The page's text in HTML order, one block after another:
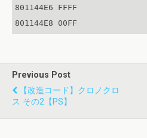
801144E6 FFFF
Previous Post
【改造コード】クロノクロ
ス その2【PS】